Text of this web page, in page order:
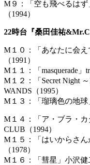
M９：「空も飛べるはず
（
22時台『桑田佳祐
M１０：「あなたに会
（1991
M１１：「
M１２：「Secret Night ～
WANDS（
M１３：「瑠璃色の地球
M１４：「ア・ブラ・
CLUB（1994
M１５：「はいからさ
（1978
M１６：「彗星」小沢